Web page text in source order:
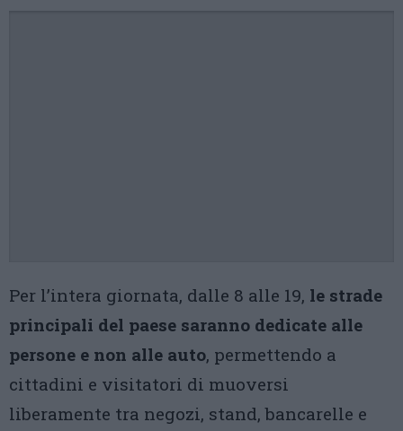
Per l’intera giornata, dalle 8 alle 19, le strade
principali del paese saranno dedicate alle
persone e non alle auto, permettendo a
cittadini e visitatori di muoversi
liberamente tra negozi, stand, bancarelle e